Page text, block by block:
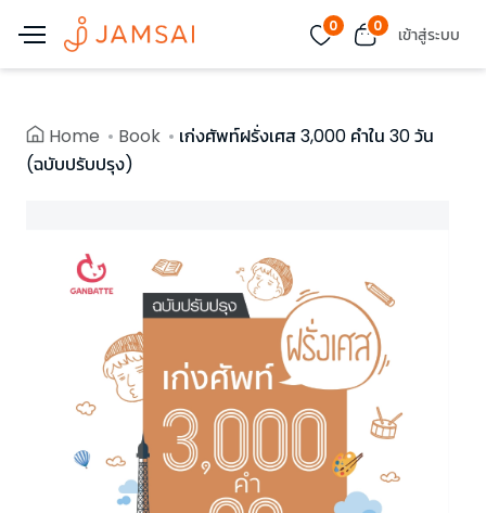
0 0 เข้าสู่ระบบ
Home Book
เก่งศัพท์ฝรั่งเศส 3,000 คำใน 30 วัน
(ฉบับปรับปรุง)